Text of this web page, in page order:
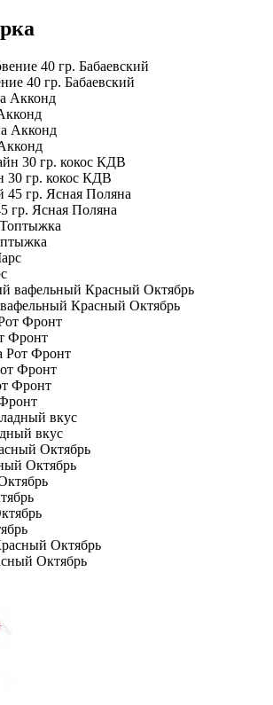
40 гр. Бабаевский
30 гр. кокос КДВ
гр. Ясная Поляна
Красный Октябрь
Фронт
Фронт
вкус
Октябрь
Октябрь